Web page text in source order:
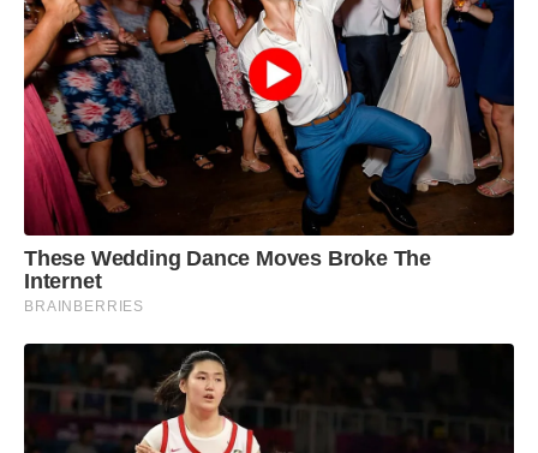
These Wedding Dance Moves Broke The
Internet
BRAINBERRIES